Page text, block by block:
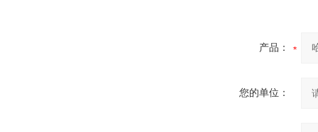
产品：
您的单位：